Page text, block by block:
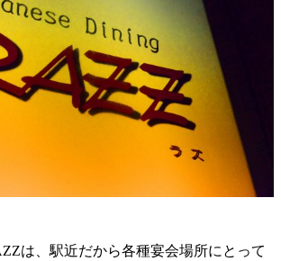
は、駅近だから各種宴会場所にとって